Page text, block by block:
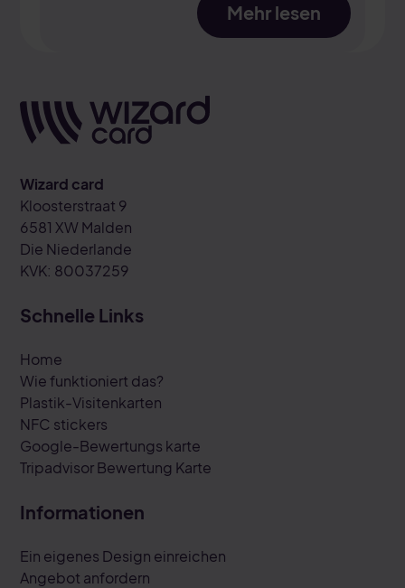
Mehr lesen
Wizard card
Kloosterstraat 9
6581 XW Malden
Die Niederlande
KVK: 80037259
Schnelle Links
Home
Wie funktioniert das?
Plastik-Visitenkarten
NFC stickers
Google-Bewertungs karte
Tripadvisor Bewertung Karte
Informationen
Ein eigenes Design einreichen
Angebot anfordern